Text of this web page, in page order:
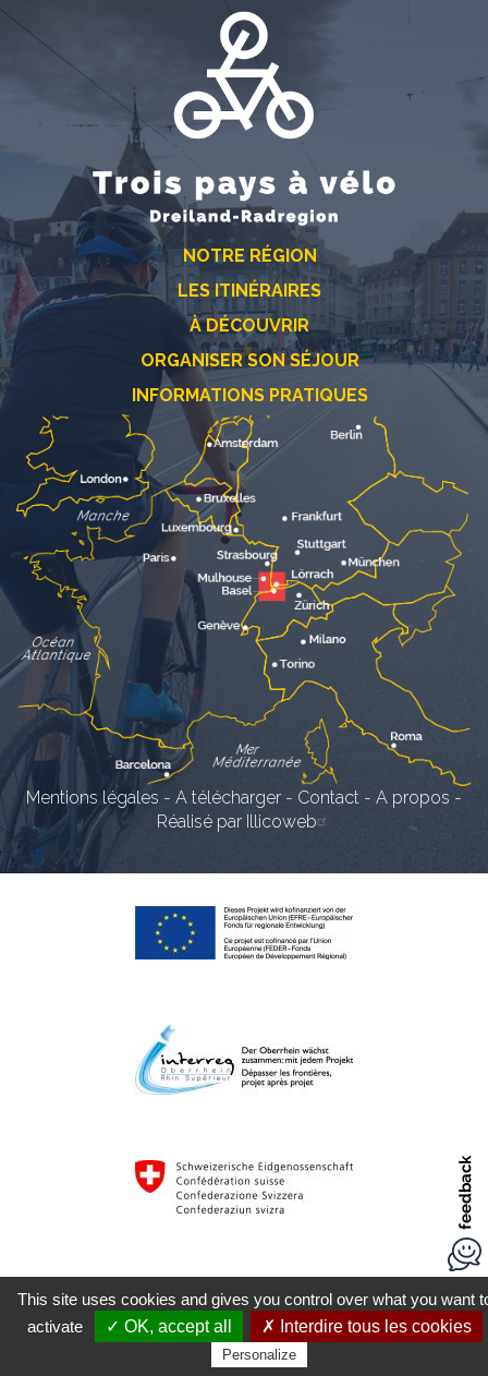
NOTRE RÉGION
LES ITINÉRAIRES
À DÉCOUVRIR
ORGANISER SON SÉJOUR
INFORMATIONS PRATIQUES
Mentions légales - A télécharger - Contact - A propos -
Réalisé par Illicoweb
This site uses cookies and gives you control over what you want
activate
✓ OK, accept all ✗ Interdire tous les cookies
Personalize